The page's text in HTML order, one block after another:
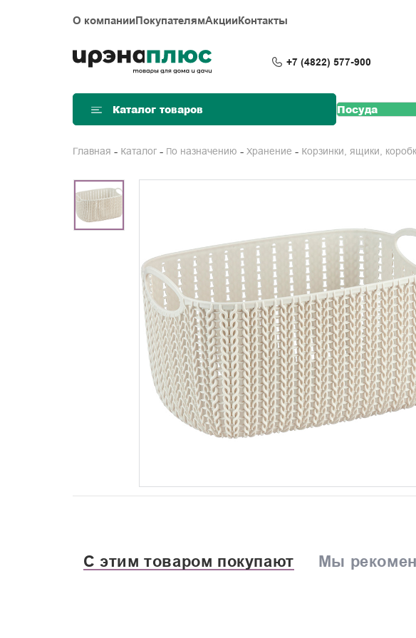
О компанииПокупателямАкцииКонтакты
+7 (4822) 577-900
Каталог товаров Посуда
Главная Каталог По назначению Хранение Корзинки, ящики,
С этим товаром покупают Мы